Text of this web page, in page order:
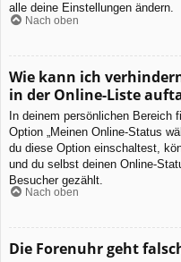
alle deine Einstellungen ändern.
Nach oben
Wie kann ich
in der Online-Liste
In deinem persönlichen Bereich
Option „Meinen Online-Status
du diese Option einschaltest,
und du selbst deinen Online-
Besucher gezählt.
Nach oben
Die Forenuhr geht